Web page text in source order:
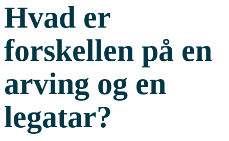
Hvad er
forskellen på en
arving og en
legatar?